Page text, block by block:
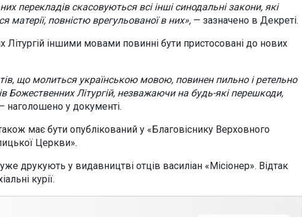
перекладів скасовуються всі інші синодальні закони, які
повністю врегульованої в них», — зазначено в Декреті.
Літургій іншими мовами повинні бути пристосовані до нових
що молиться українською мовою, повинен пильно і ретельно
Божественних Літургій, незважаючи на будь-які перешкоди,
наголошено у документі.
має бути опублікований у «Благовіснику Верховного
Церкви».
друкують у видавництві отців василіан «Місіонер». Відтак
курії.